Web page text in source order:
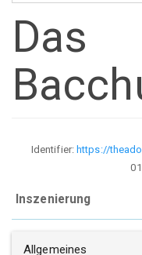
Das
Identifier:https://
Inszenierung
Allgemeines